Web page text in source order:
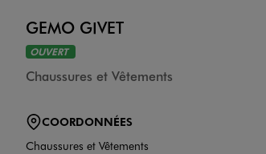
GEMO GIVET
OUVERT
Chaussures et Vêtements
COORDONNÉES
Chaussures et Vêtements